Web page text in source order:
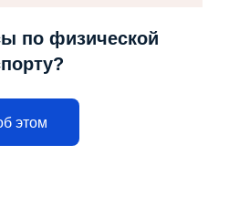
по физической
этом